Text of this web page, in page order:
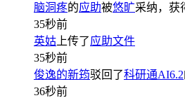
脑洞疼的应助被悠旷采纳，获
35秒前
英姑 上传了应助文件
35秒前
俊逸的新筠驳回了科研通AI6.2
36秒前